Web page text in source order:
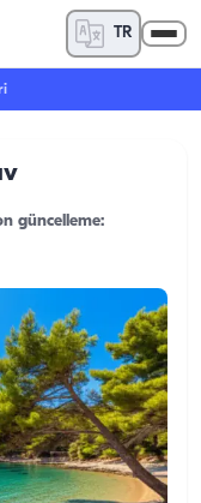
TR
güncelleme: